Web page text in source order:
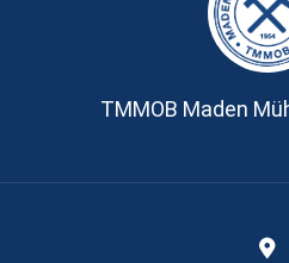
TMMOB Maden